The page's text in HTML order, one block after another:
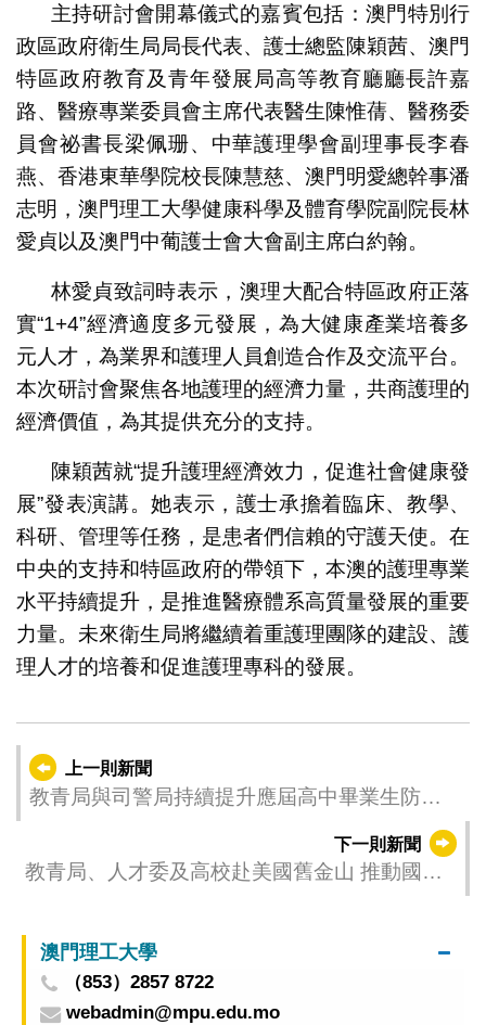
主持研討會開幕儀式的嘉賓包括：澳門特別行
政區政府衛生局局長代表、護士總監陳穎茜、澳門
特區政府教育及青年發展局高等教育廳廳長許嘉
路、醫療專業委員會主席代表醫生陳惟蒨、醫務委
員會祕書長梁佩珊、中華護理學會副理事長李春
燕、香港東華學院校長陳慧慈、澳門明愛總幹事潘
志明，澳門理工大學健康科學及體育學院副院長林
愛貞以及澳門中葡護士會大會副主席白約翰。
林愛貞致詞時表示，澳理大配合特區政府正落
實“1+4”經濟適度多元發展，為大健康產業培養多
元人才，為業界和護理人員創造合作及交流平台。
本次研討會聚焦各地護理的經濟力量，共商護理的
經濟價值，為其提供充分的支持。
陳穎茜就“提升護理經濟效力，促進社會健康發
展”發表演講。她表示，護士承擔着臨床、教學、
科研、管理等任務，是患者們信賴的守護天使。在
中央的支持和特區政府的帶領下，本澳的護理專業
水平持續提升，是推進醫療體系高質量發展的重要
力量。未來衛生局將繼續着重護理團隊的建設、護
理人才的培養和促進護理專科的發展。
上一則新聞
教青局與司警局持續提升應屆高中畢業生防騙
下一則新聞
教青局、人才委及高校赴美國舊金山 推動國際
澳門理工大學
（853）2857 8722
webadmin@mpu.edu.mo